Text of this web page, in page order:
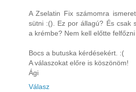
A Zselatin Fix számomra
sütni :(). Ez por állagú? És csak
a krémbe? Nem kell előtte
Bocs a butuska kérdésekért. :(
A válaszokat előre is köszönöm!
Ági
Válasz